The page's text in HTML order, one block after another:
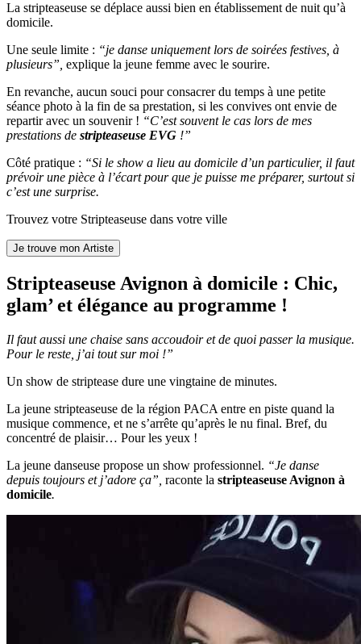
La stripteaseuse se déplace aussi bien en établissement de nuit qu’à
domicile.
Une seule limite : “je danse uniquement lors de soirées festives, à
plusieurs”, explique la jeune femme avec le sourire.
En revanche, aucun souci pour consacrer du temps à une petite
séance photo à la fin de sa prestation, si les convives ont envie de
repartir avec un souvenir ! “C’est souvent le cas lors de mes
prestations de stripteaseuse EVG !”
Côté pratique : “Si le show a lieu au domicile d’un particulier, il faut
prévoir une pièce à l’écart pour que je puisse me préparer, surtout si
c’est une surprise.
Trouvez votre Stripteaseuse dans votre ville
Stripteaseuse Avignon à domicile : Chic,
glam’ et élégance au programme !
Il faut aussi une chaise sans accoudoir et de quoi passer la musique.
Pour le reste, j’ai tout sur moi !”
Un show de striptease dure une vingtaine de minutes.
La jeune stripteaseuse de la région PACA entre en piste quand la
musique commence, et ne s’arrête qu’après le nu final. Bref, du
concentré de plaisir… Pour les yeux !
La jeune danseuse propose un show professionnel. “Je danse
depuis toujours et j’adore ça”, raconte la stripteaseuse Avignon à
domicile.